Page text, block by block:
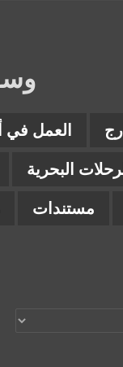
العمل في
البحرية
مستندات